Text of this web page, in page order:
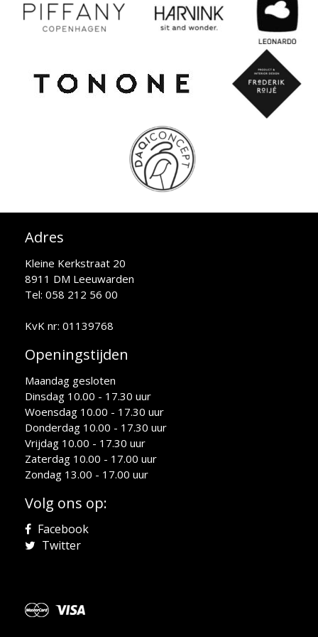
Adres
Kleine Kerkstraat 20
8911 DM Leeuwarden
Tel: 058 212 56 00
KvK nr: 01139768
Openingstijden
Maandag gesloten
Dinsdag 10.00 - 17.30 uur
Woensdag 10.00 - 17.30 uur
Donderdag 10.00 - 17.30 uur
Vrijdag 10.00 - 17.30 uur
Zaterdag 10.00 - 17.00 uur
Zondag 13.00 - 17.00 uur
Volg ons op:
Facebook
Twitter